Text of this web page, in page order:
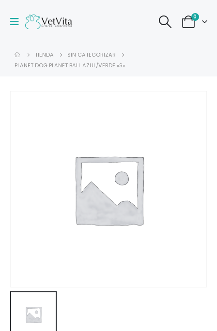
0
TIENDA
SIN CATEGORIZAR
PLANET DOG PLANET BALL AZUL/VERDE «S»